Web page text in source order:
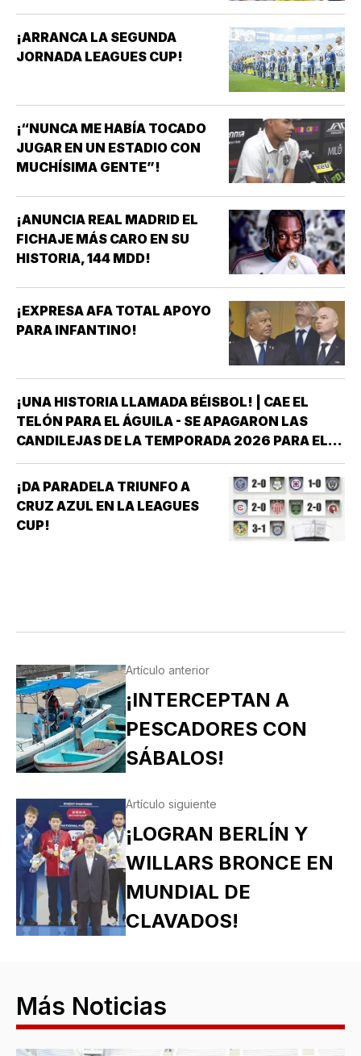
¡ARRANCA LA SEGUNDA
JORNADA LEAGUES CUP!
¡“NUNCA ME HABÍA TOCADO
JUGAR EN UN ESTADIO CON
MUCHÍSIMA GENTE”!
¡ANUNCIA REAL MADRID EL
FICHAJE MÁS CARO EN SU
HISTORIA, 144 MDD!
¡EXPRESA AFA TOTAL APOYO
PARA INFANTINO!
¡UNA HISTORIA LLAMADA BÉISBOL! | CAE EL
TELÓN PARA EL ÁGUILA - SE APAGARON LAS
CANDILEJAS DE LA TEMPORADA 2026 PARA EL
ÁGUILA DE VERACRUZ *LA NOVENA JAROCHA
CERRÓ SU CALENDARIO CON UNA VICTORIA DE
10-6 SOBRE PERICOS DE PUEBLA, PERO EL
TRIUNFO YA NO…
¡DA PARADELA TRIUNFO A
CRUZ AZUL EN LA LEAGUES
CUP!
Artículo anterior
¡INTERCEPTAN A
PESCADORES CON
SÁBALOS!
Artículo siguiente
¡LOGRAN BERLÍN Y
WILLARS BRONCE EN
MUNDIAL DE
CLAVADOS!
Más Noticias